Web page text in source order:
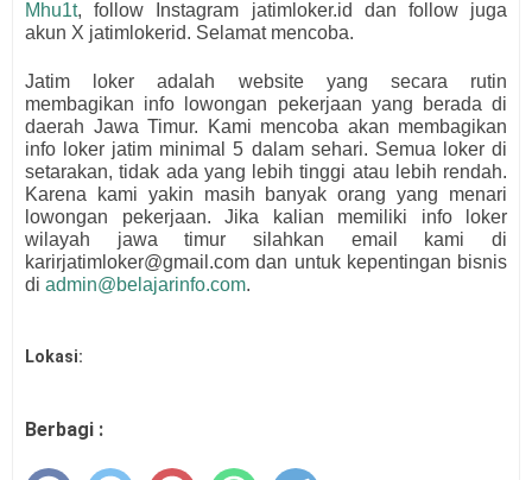
Mhu1t, follow Instagram jatimloker.id dan follow juga
akun X jatimlokerid. Selamat mencoba.
Jatim loker adalah website yang secara rutin
membagikan info lowongan pekerjaan yang berada di
daerah Jawa Timur. Kami mencoba akan membagikan
info loker jatim minimal 5 dalam sehari. Semua loker di
setarakan, tidak ada yang lebih tinggi atau lebih rendah.
Karena kami yakin masih banyak orang yang menari
lowongan pekerjaan. Jika kalian memiliki info loker
wilayah jawa timur silahkan email kami di
karirjatimloker@gmail.com dan untuk kepentingan bisnis
di admin@belajarinfo.com.
Lokasi:
Berbagi :